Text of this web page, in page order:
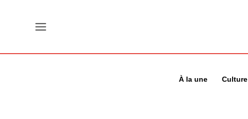
À la une Culture